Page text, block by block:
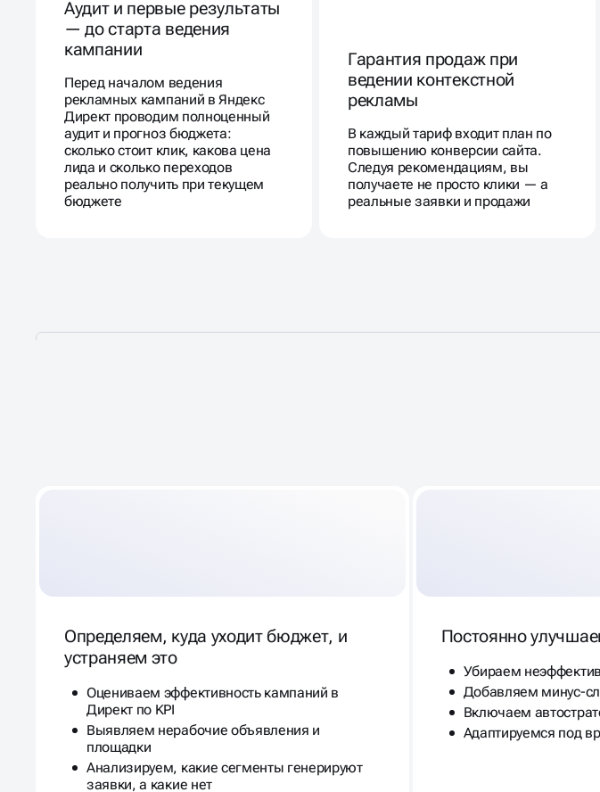
Аудит и первые результаты
— до старта ведения
кампании
Перед началом ведения
рекламных кампаний в Яндекс
Директ проводим полноценный
аудит и прогноз бюджета:
сколько стоит клик, какова цена
лида и сколько переходов
реально получить при текущем
бюджете
Гарантия продаж при
ведении контекстной
рекламы
В каждый тариф входит план по
повышению конверсии сайта.
Следуя рекомендациям, вы
получаете не просто клики — а
реальные заявки и продажи
Определяем, куда уходит бюджет, и
устраняем это
Оцениваем эффективность кампаний в
Директ по KPI
Выявляем нерабочие объявления и
площадки
Анализируем, какие сегменты генерируют
заявки, а какие нет
Постоянно
Убираем
Добавляем минус-
Включаем
Адаптируемся под